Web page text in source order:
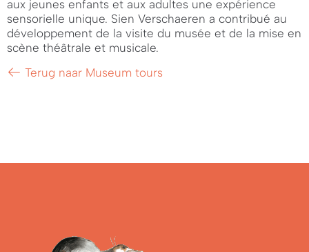
aux jeunes enfants et aux adultes une expérience
sensorielle unique. Sien Verschaeren a contribué au
développement de la visite du musée et de la mise en
scène théâtrale et musicale.
Terug naar Museum tours